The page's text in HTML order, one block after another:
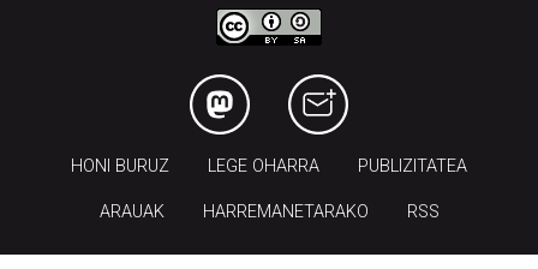
HONI BURUZ LEGE OHARRA PUBLIZITATEA
ARAUAK HARREMANETARAKO RSS